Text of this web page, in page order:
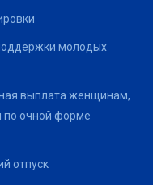
молодых
выплата женщинам,
очной форме
отпуск